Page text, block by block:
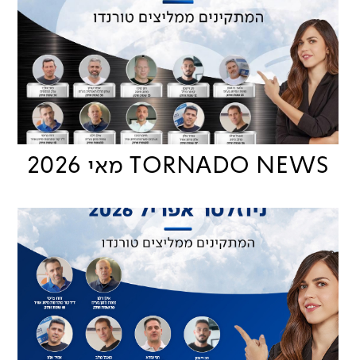
TORNADO NEWS מאי 2026